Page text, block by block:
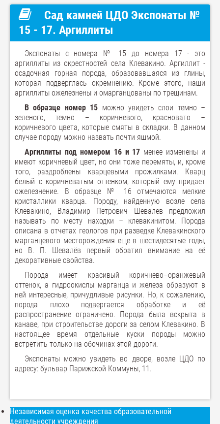
Сад камней ЦДО Экспонаты №
15 - 17. Аргиллиты
Экспонаты с номера № 15 до номера 17 - это
аргиллиты из окрестностей села Клевакино. Аргиллит -
осадочная горная порода, образовавшаяся из глины,
которая подверглась окремнению. Кроме этого, наши
аргиллиты ожелезнены и омарганцованы по трещинам.
В образце номер 15 можно увидеть слои темно –
зеленого, темно – коричневого, красновато –
коричневого цвета, которые смяты в складки. В данном
случае породу можно назвать почти яшмой.
Аргиллиты под номером 16 и 17 менее изменены и
имеют коричневый цвет, но они тоже перемяты, и, кроме
того, раздроблены кварцевыми прожилками. Кварц
белый с коричневатым оттенком, который ему придает
ожелезнение. В образце № 16 отмечаются мелкие
кристаллики кварца. Породу, найденную возле села
Клевакино, Владимир Петрович Шевалев предложил
называть по месту находки – клевакинитом. Порода
описана в отчетах геологов при разведке Клевакинского
марганцевого месторождения еще в шестидесятые годы,
но В. П. Шевалёв первый обратил внимание на её
декоративные свойства.
Порода имеет красивый коричнево–оранжевый
оттенок, а гидроокислы марганца и железа образуют в
ней интересные, причудливые рисунки. Но, к сожалению,
порода плохо подвергается обработке и её
распространение ограничено. Порода была вскрыта в
канаве, при строительстве дороги за селом Клевакино. В
настоящее время отдельные куски породы можно
встретить только на обочинах этой дороги.
Экспонаты можно увидеть во дворе, возле ЦДО по
адресу: бульвар Парижской Коммуны, 11.
Независимая оценка качества образовательной
деятельности учреждения